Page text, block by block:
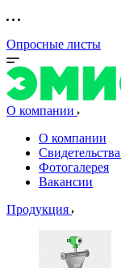
Опросные листы
О компании
О компании
Фотогалерея
Вакансии
Продукция